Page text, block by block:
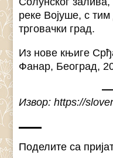
реке Војуше, с
трговачки град.
Из нове књиге
Фанар, Београд,
Извор: https://
Поделите са